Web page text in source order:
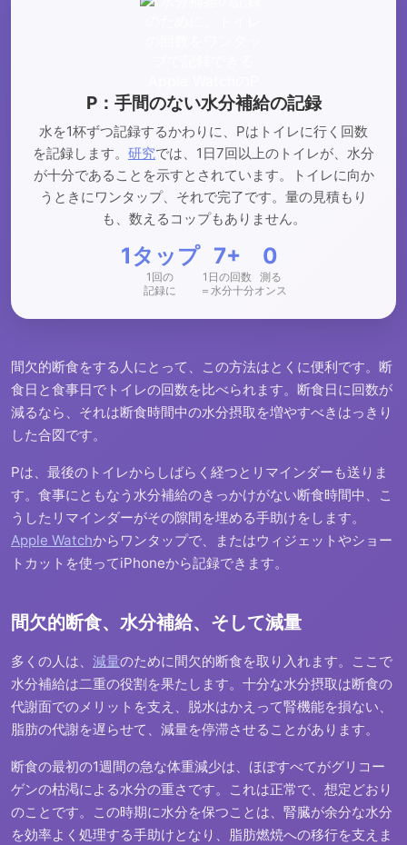
P：手間のない水分補給の記録
水を1杯ずつ記録するかわりに、Pはトイレに行く回数
を記録します。 研究では、1日7回以上のトイレが、水分
が十分であることを示すとされています。トイレに向か
うときにワンタップ、それで完了です。量の見積もり
も、数えるコップもありません。
1タップ
1回の
記録に
7+
1日の回数
＝水分十分
0
測る
オンス
間欠的断食をする人にとって、この方法はとくに便利です。断
食日と食事日でトイレの回数を比べられます。断食日に回数が
減るなら、それは断食時間中の水分摂取を増やすべきはっきり
した合図です。
Pは、最後のトイレからしばらく経つとリマインダーも送りま
す。食事にともなう水分補給のきっかけがない断食時間中、こ
うしたリマインダーがその隙間を埋める手助けをします。
Apple Watchからワンタップで、またはウィジェットやショー
トカットを使ってiPhoneから記録できます。
間欠的断食、水分補給、そして減量
多くの人は、 減量のために間欠的断食を取り入れます。ここで
水分補給は二重の役割を果たします。十分な水分摂取は断食の
代謝面でのメリットを支え、脱水はかえって腎機能を損ない、
脂肪の代謝を遅らせて、減量を停滞させることがあります。
断食の最初の1週間の急な体重減少は、ほぼすべてがグリコー
ゲンの枯渇による水分の重さです。これは正常で、想定どおり
のことです。この時期に水分を保つことは、腎臓が余分な水分
を効率よく処理する手助けとなり、脂肪燃焼への移行を支えま